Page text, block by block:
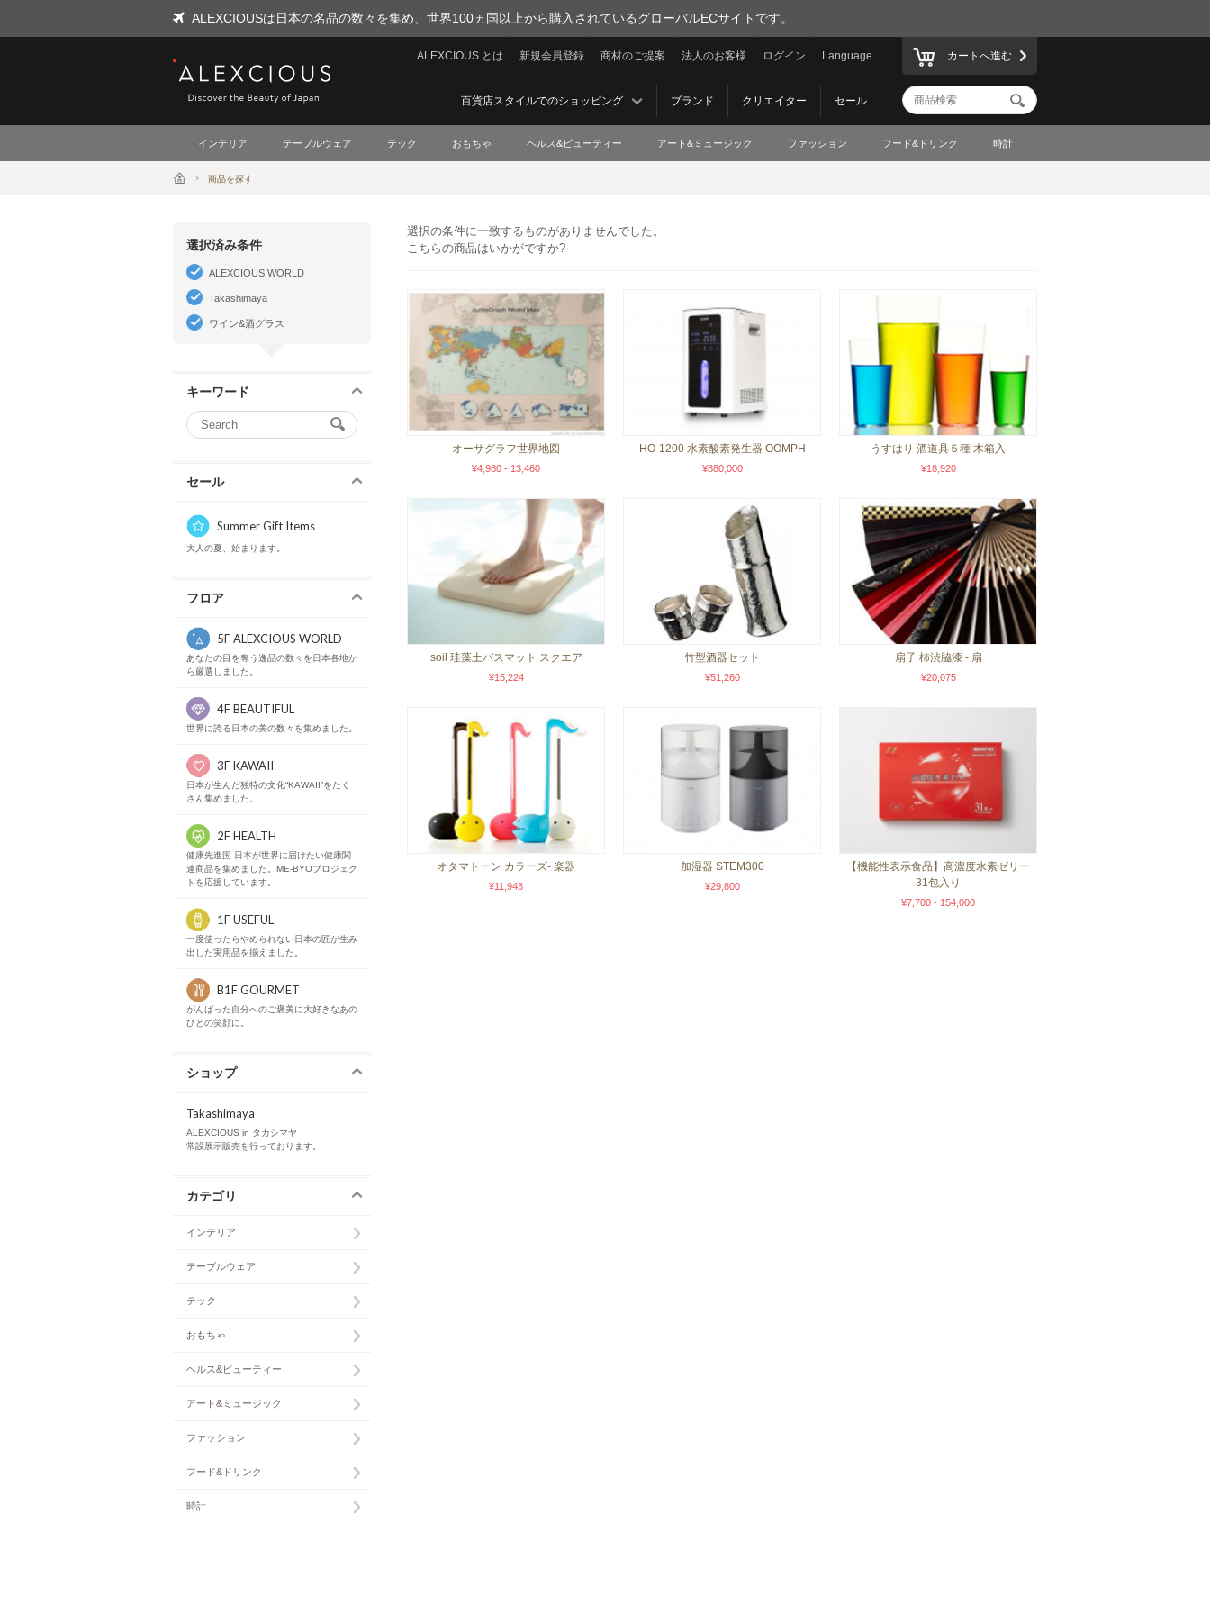
ALEXCIOUSは日本の名品の数々を集め、世界100ヵ国以上から購入されているグローバルECサイトです。
ALEXCIOUS
Language
ログイン
法人のお客様
商材のご提案
新規会員登録
ALEXCIOUS とは
セール
クリエイター
ブランド
百貨店スタイルでのショッピング
カートへ進む
インテリア テーブルウェア テック おもちゃ ヘルス&ビューティー アート&ミュージック ファッション フード&ドリンク 時計
商品を探す
選択済み条件
ALEXCIOUS WORLD
Takashimaya
ワイン&酒グラス
キーワード
セール
Summer Gift Items
大人の夏、始まります。
フロア
5F ALEXCIOUS WORLD
あなたの目を奪う逸品の数々を日本各地か
ら厳選しました。
4F BEAUTIFUL
世界に誇る日本の美の数々を集めました。
3F KAWAII
日本が生んだ独特の文化“KAWAII”をたく
さん集めました。
2F HEALTH
健康先進国 日本が世界に届けたい健康関
連商品を集めました。ME-BYOプロジェク
トを応援しています。
1F USEFUL
一度使ったらやめられない日本の匠が生み
出した実用品を揃えました。
B1F GOURMET
がんばった自分へのご褒美に大好きなあの
ひとの笑顔に。
ショップ
Takashimaya
ALEXCIOUS in タカシマヤ
常設展示販売を行っております。
カテゴリ
インテリア
テーブルウェア
テック
おもちゃ
ヘルス&ビューティー
アート&ミュージック
ファッション
フード&ドリンク
時計
選択の条件に一致するものがありませんでした。
こちらの商品はいかがですか?
オーサグラフ世界地図
¥4,980 - 13,460
HO-1200 水素酸素発生器 OOMPH
¥880,000
うすはり 酒道具５種 木箱入
¥18,920
soil 珪藻土バスマット スクエア
¥15,224
竹型酒器セット
¥51,260
扇子 柿渋脇漆 - 扇
¥20,075
オタマトーン カラーズ- 楽器
¥11,943
加湿器 STEM300
¥29,800
【機能性表示食品】高濃度水素ゼリー
31包入り
¥7,700 - 154,000